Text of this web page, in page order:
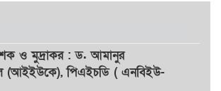
ওমুদ্রাকর: ড. আমানুর
(আইইউকে), পিএইচডি ( এনবিইউ-